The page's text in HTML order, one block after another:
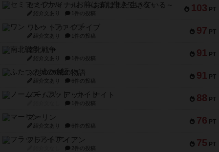
103 PT
セミファイナル ～お前はまだ生きている～
紹介文あり 1件の投稿
97 PT
ワン・トゥ・ファイブ
紹介文あり 1件の投稿
91 PT
南北戦争
紹介文あり 1件の投稿
91 PT
ふたつの城の物語
紹介文あり 6件の投稿
88 PT
ノームズ・アット・ナイト
1件の投稿
76 PT
マーリン
紹介文あり 6件の投稿
75 PT
フラットアイアン
2件の投稿